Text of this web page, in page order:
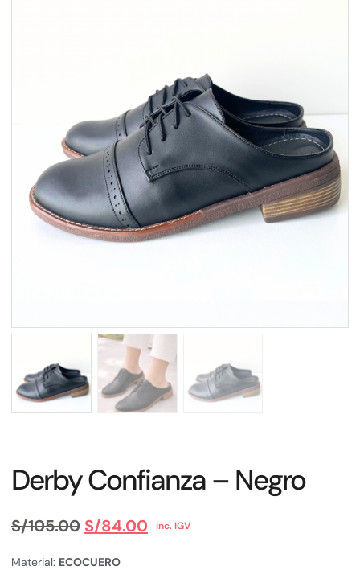
Derby Confianza – Negro
S/105.00 S/84.00 inc. IGV
Material: ECOCUERO